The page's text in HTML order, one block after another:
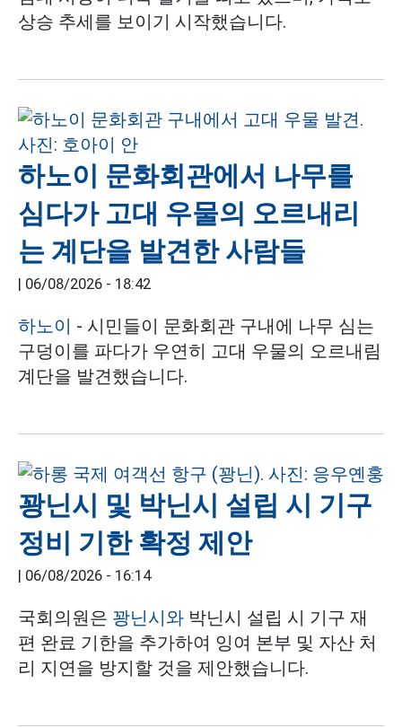
상승 추세를 보이기 시작했습니다.
하노이 문화회관에서 나무를
심다가 고대 우물의 오르내리
는 계단을 발견한 사람들
| 06/08/2026 - 18:42
하노이 - 시민들이 문화회관 구내에 나무 심는
구덩이를 파다가 우연히 고대 우물의 오르내림
계단을 발견했습니다.
꽝닌시 및 박닌시 설립 시 기구
정비 기한 확정 제안
| 06/08/2026 - 16:14
국회의원은 꽝닌시와 박닌시 설립 시 기구 재
편 완료 기한을 추가하여 잉여 본부 및 자산 처
리 지연을 방지할 것을 제안했습니다.